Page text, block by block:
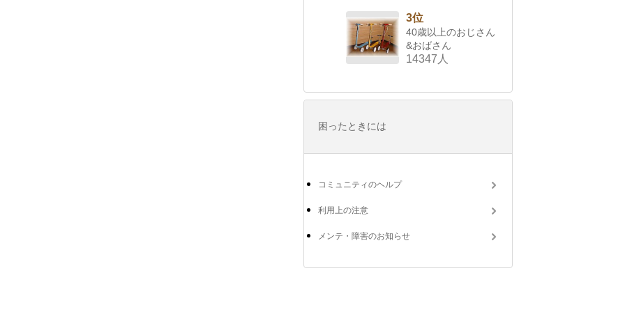
3位
40歳以上のおじさん
&おばさん
14347人
困ったときには
コミュニティのヘルプ
利用上の注意
メンテ・障害のお知らせ